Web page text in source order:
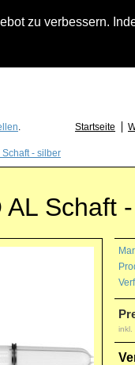
zu verbessern.
. Startseite
Schaft - silber
Schaft
inkl.